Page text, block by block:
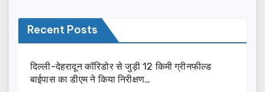
Recent Posts
दिल्ली-देहरादून कॉरिडोर से जुड़ी 12 किमी ग्रीनफील्ड
बाईपास का डीएम ने किया निरीक्षण…